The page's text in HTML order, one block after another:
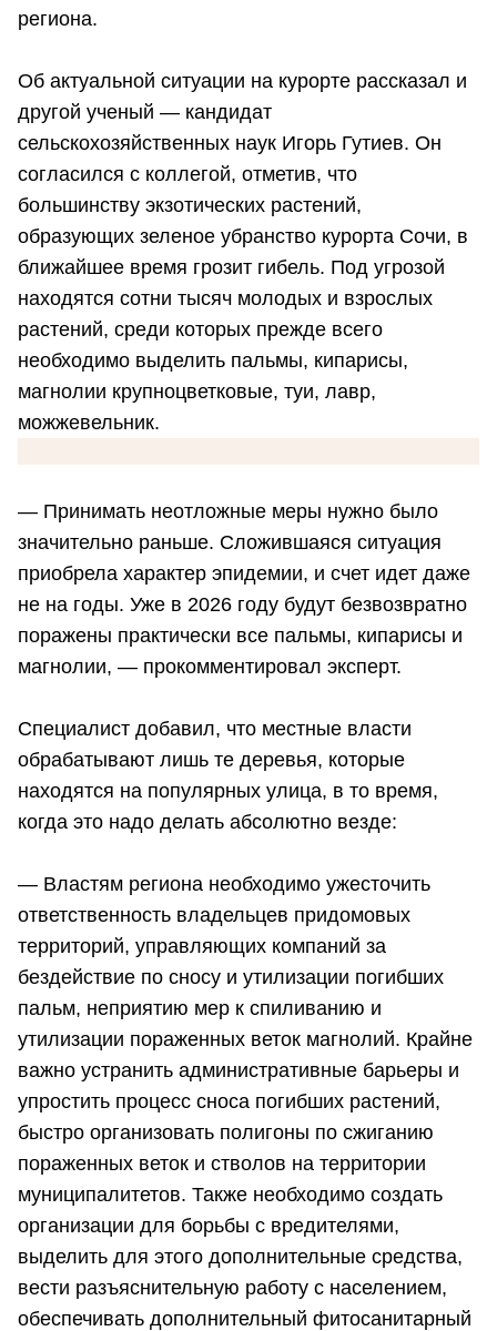
региона.
Об актуальной ситуации на курорте рассказал и
другой ученый — кандидат
сельскохозяйственных наук Игорь Гутиев. Он
согласился с коллегой, отметив, что
большинству экзотических растений,
образующих зеленое убранство курорта Сочи, в
ближайшее время грозит гибель. Под угрозой
находятся сотни тысяч молодых и взрослых
растений, среди которых прежде всего
необходимо выделить пальмы, кипарисы,
магнолии крупноцветковые, туи, лавр,
можжевельник.
— Принимать неотложные меры нужно было
значительно раньше. Сложившаяся ситуация
приобрела характер эпидемии, и счет идет даже
не на годы. Уже в 2026 году будут безвозвратно
поражены практически все пальмы, кипарисы и
магнолии, — прокомментировал эксперт.
Специалист добавил, что местные власти
обрабатывают лишь те деревья, которые
находятся на популярных улица, в то время,
когда это надо делать абсолютно везде:
— Властям региона необходимо ужесточить
ответственность владельцев придомовых
территорий, управляющих компаний за
бездействие по сносу и утилизации погибших
пальм, неприятию мер к спиливанию и
утилизации пораженных веток магнолий. Крайне
важно устранить административные барьеры и
упростить процесс сноса погибших растений,
быстро организовать полигоны по сжиганию
пораженных веток и стволов на территории
муниципалитетов. Также необходимо создать
организации для борьбы с вредителями,
выделить для этого дополнительные средства,
вести разъяснительную работу с населением,
обеспечивать дополнительный фитосанитарный